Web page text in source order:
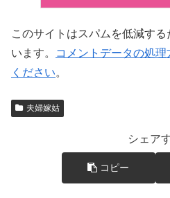
このサイトはスパムを低減す
います。
コメントデータの処
ください。
夫婦嫁姑
シェア
コピー